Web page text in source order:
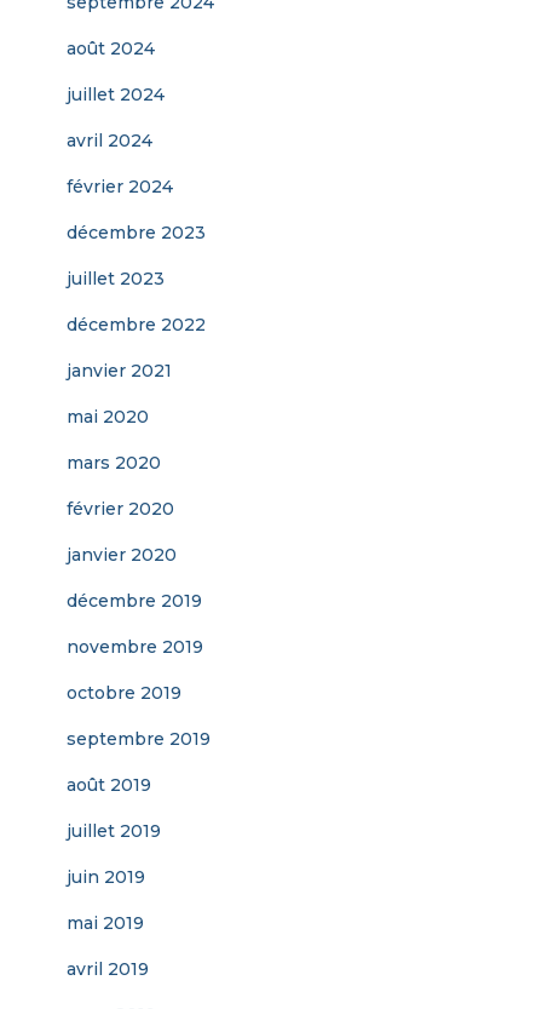
août 2024
juillet 2024
avril 2024
février 2024
décembre 2023
juillet 2023
décembre 2022
janvier 2021
mai 2020
mars 2020
février 2020
janvier 2020
décembre 2019
novembre 2019
octobre 2019
septembre 2019
août 2019
juillet 2019
juin 2019
mai 2019
avril 2019